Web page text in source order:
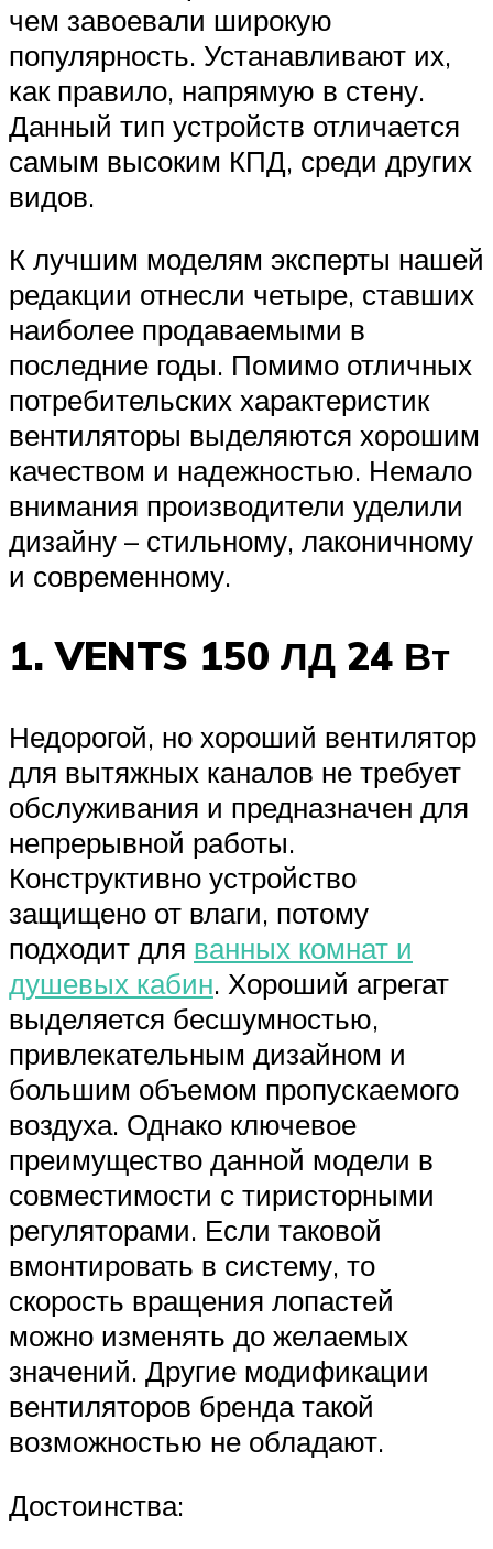
чем завоевали широкую
популярность. Устанавливают их,
как правило, напрямую в стену.
Данный тип устройств отличается
самым высоким КПД, среди других
видов.
К лучшим моделям эксперты нашей
редакции отнесли четыре, ставших
наиболее продаваемыми в
последние годы. Помимо отличных
потребительских характеристик
вентиляторы выделяются хорошим
качеством и надежностью. Немало
внимания производители уделили
дизайну – стильному, лаконичному
и современному.
1. VENTS 150 ЛД 24 Вт
Недорогой, но хороший вентилятор
для вытяжных каналов не требует
обслуживания и предназначен для
непрерывной работы.
Конструктивно устройство
защищено от влаги, потому
подходит для ванных комнат и
душевых кабин. Хороший агрегат
выделяется бесшумностью,
привлекательным дизайном и
большим объемом пропускаемого
воздуха. Однако ключевое
преимущество данной модели в
совместимости с тиристорными
регуляторами. Если таковой
вмонтировать в систему, то
скорость вращения лопастей
можно изменять до желаемых
значений. Другие модификации
вентиляторов бренда такой
возможностью не обладают.
Достоинства: